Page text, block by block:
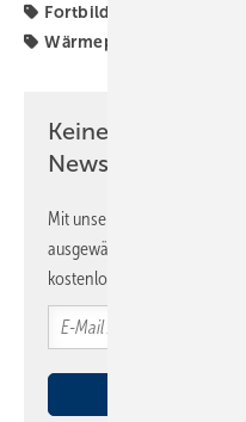
Fortbildung
Wärmepumpe
Keine Zeit? Kein
Newsletter!
Mit unserem Newsletter
ausgewählte Informationen
kostenlos direkt ins Postfach.